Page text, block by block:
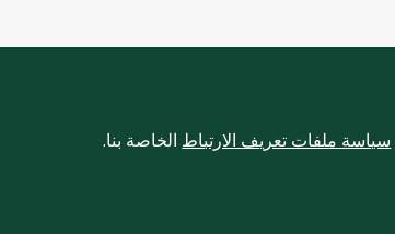
سياسة ملفات تعريف الارتباط الخاصة بنا.